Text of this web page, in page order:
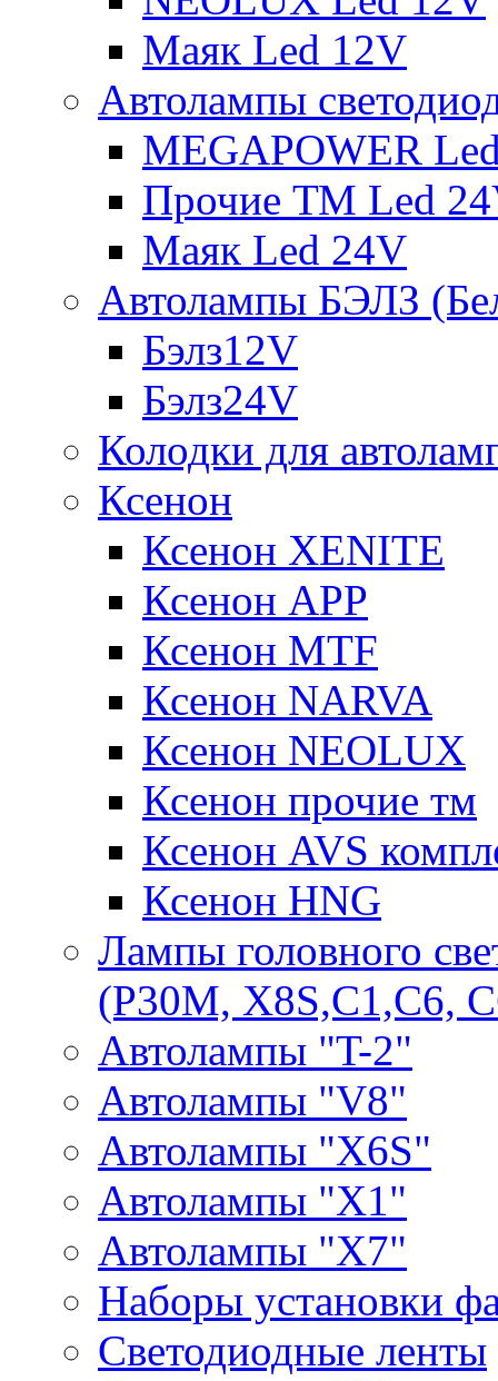
Маяк Led 12V
Автолампы
MEGAPOWER
Прочие ТМ Led
Маяк Led 24V
Автолампы БЭЛЗ
Бэлз12V
Бэлз24V
Колодки для
Ксенон
Ксенон XENITE
Ксенон APP
Ксенон MTF
Ксенон NARVA
Ксенон NEOLUX
Ксенон прочие тм
Ксенон AVS
Ксенон HNG
Лампы головного
(P30M, X8S,С1,С6,
Автолампы "T-2"
Автолампы "V8"
Автолампы "X6S"
Автолампы "Х1"
Автолампы "Х7"
Наборы установки
Светодиодные ленты